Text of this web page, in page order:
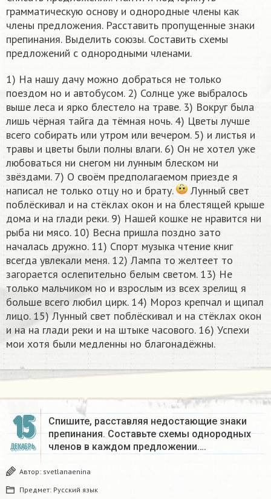
грамматическую основу и однородные члены как
члены предложения. Расставить пропущенные знаки
препинания. Выделить союзы. Составить схемы
предложений с однородными членами.
1) На нашу дачу можно добраться не только
поездом но и автобусом. 2) Солнце уже выбралось
выше леса и ярко блестело на траве. 3) Вокруг была
лишь чёрная тайга да тёмная ночь. 4) Цветы лучше
всего собирать или утром или вечером. 5) и листья и
травы и цветы были полны влаги. 6) Он не хотел уже
любоваться ни снегом ни лунным блеском ни
звёздами. 7) О своём предполагаемом приезде я
написал не только отцу но и брату.
Лунный свет
поблёскивал и на стёклах окон и на блестящей крыше
дома и на глади реки. 9) Нашей кошке не нравится ни
рыба ни мясо. 10) Весна пришла поздно зато
началась дружно. 11) Спорт музыка чтение книг
всегда увлекали меня. 12) Лампа то желтеет то
загорается ослепительно белым светом. 13) Не
только мальчиком но и взрослым из всех зрелищ я
больше всего любил цирк. 14) Мороз крепчал и щипал
лицо. 15) Лунный свет поблёскивал и на стёклах окон
и на на глади реки и на штыке часового. 16) Успехи
мои хотя были медленны но благонадёжны.​
15
ДЕКАБРЬ
Спишите, расставляя недостающие знаки
препинания. Составьте схемы однородных
членов в каждом предложении….
Автор: svetlanaenina
Предмет: Русский язык